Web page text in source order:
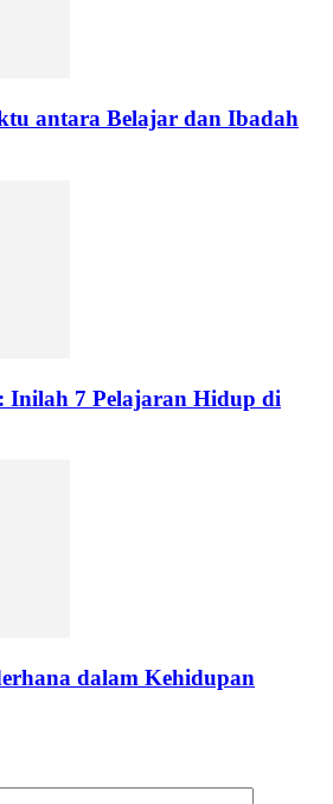
antara Belajar dan Ibadah
Inilah 7 Pelajaran Hidup di
dalam Kehidupan